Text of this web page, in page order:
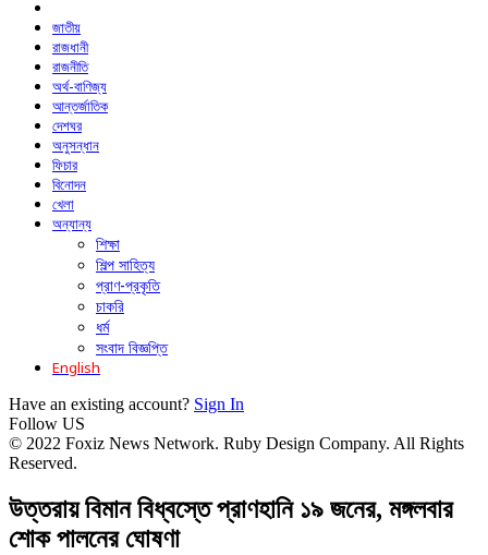
জাতীয়
রাজধানী
রাজনীতি
অর্থ-বাণিজ্য
আন্তর্জাতিক
দেশঘর
অনুসন্ধান
ফিচার
বিনোদন
খেলা
অন্যান্য
শিক্ষা
শিল্প সাহিত্য
প্রাণ-প্রকৃতি
চাকরি
ধর্ম
সংবাদ বিজ্ঞপ্তি
English
Have an existing account? Sign In
Follow US
© 2022 Foxiz News Network. Ruby Design Company. All Rights
Reserved.
উত্তরায় বিমান বিধ্বস্তে প্রাণহানি ১৯ জনের, মঙ্গলবার
শোক পালনের ঘোষণা